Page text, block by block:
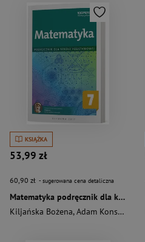
KSIĄŻKA
53,99 zł
60,90 zł - sugerowana cena detaliczna
Matematyka podręcznik dla kalsy 7 szkoły podstawowej
Kiljańska Bożena,Adam Konstantynowicz